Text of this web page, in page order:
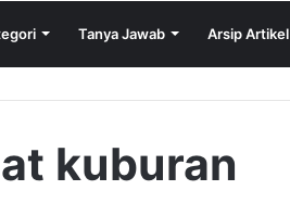
Tanya Jawab Arsip Artikel
kuburan